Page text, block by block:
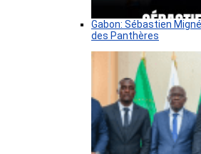
Gabon: Sébastien
des Panthères